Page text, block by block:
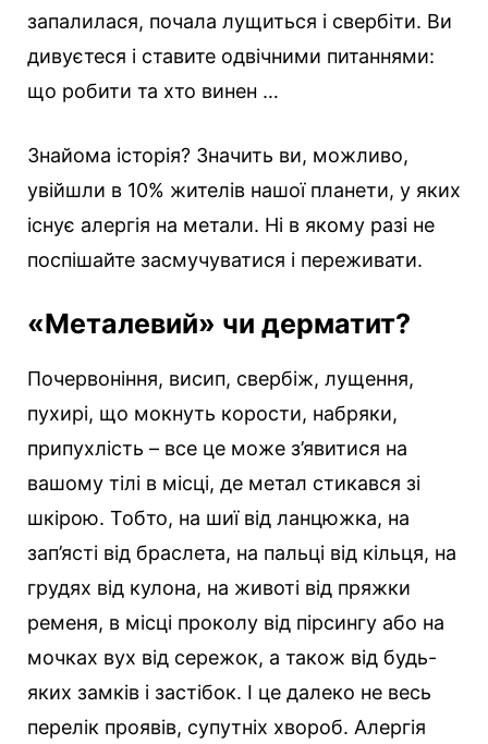
запалилася, почала лущиться і свербіти. Ви
дивуєтеся і ставите одвічними питаннями:
що робити та хто винен …
Знайома історія? Значить ви, можливо,
увійшли в 10% жителів нашої планети, у яких
існує алергія на метали. Ні в якому разі не
поспішайте засмучуватися і переживати.
«Металевий» чи дерматит?
Почервоніння, висип, свербіж, лущення,
пухирі, що мокнуть корости, набряки,
припухлість – все це може з’явитися на
вашому тілі в місці, де метал стикався зі
шкірою. Тобто, на шиї від ланцюжка, на
зап’ясті від браслета, на пальці від кільця, на
грудях від кулона, на животі від пряжки
ременя, в місці проколу від пірсингу або на
мочках вух від сережок, а також від будь-
яких замків і застібок. І це далеко не весь
перелік проявів, супутніх хвороб. Алергія